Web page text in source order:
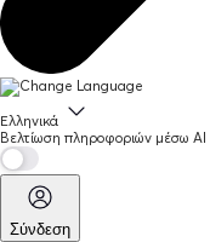
Ελληνικά
Βελτίωση πληροφοριών μέσω AI
Σύνδεση